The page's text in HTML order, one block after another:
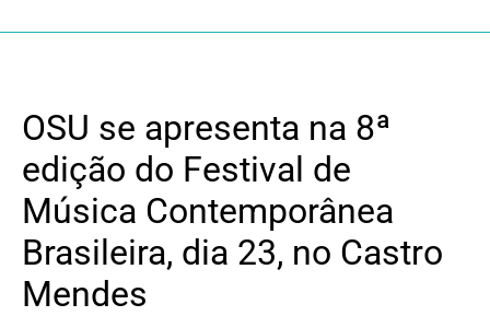
OSU se apresenta na 8ª
edição do Festival de
Música Contemporânea
Brasileira, dia 23, no Castro
Mendes